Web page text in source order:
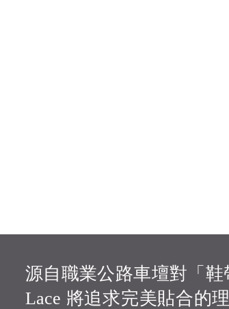
源自職業公路車壇對「
Lace 將追求完美貼合的